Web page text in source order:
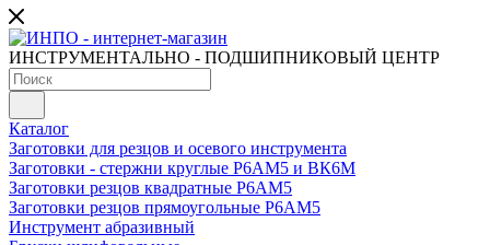
ИНСТРУМЕНТАЛЬНО - ПОДШИПНИКОВЫЙ ЦЕНТР
Каталог
Заготовки для резцов и осевого инструмента
Заготовки - стержни круглые Р6АМ5 и ВК6М
Заготовки резцов квадратные Р6АМ5
Заготовки резцов прямоугольные Р6АМ5
Инструмент абразивный